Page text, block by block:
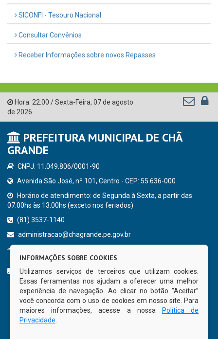
SICONFI - Tesouro Nacional
Consultar Convênios
Receber Informações sobre novos Repasses
Hora: 22:00 /Sexta-Feira, 07 de agosto
de 2026
PREFEITURA MUNICIPAL DE CHÃ
GRANDE
CNPJ: 11.049.806/0001-90
Avenida São José, nº 101, Centro - CEP: 55.636-000
Horário de atendimento: de Segunda à Sexta, a partir das
07:00hs às 13:00hs (exceto nos feriados)
(81) 3537-1140
administracao@chagrande.pe.gov.br
CURTA NOSSA FAN PAGE
INFORMAÇÕES SOBRE COOKIES
Utilizamos serviços de terceiros que utilizam cookies.
Essas ferramentas nos ajudam a oferecer uma melhor
experiência de navegação. Ao clicar no botão “Aceitar”
você concorda com o uso de cookies em nosso site. Para
maiores informações, acesse a nossa
Política de
Privacidade